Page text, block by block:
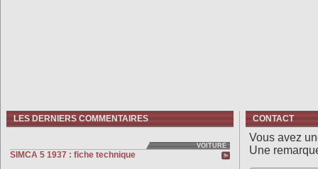
LES DERNIERS COMMENTAIRES
VOITURE
SIMCA 5 1937 : fiche technique
CONTACT
Vous avez
Une